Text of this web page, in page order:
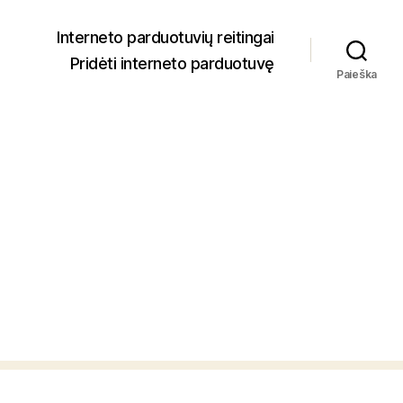
Interneto parduotuvių reitingai
Pridėti interneto parduotuvę
Paieška